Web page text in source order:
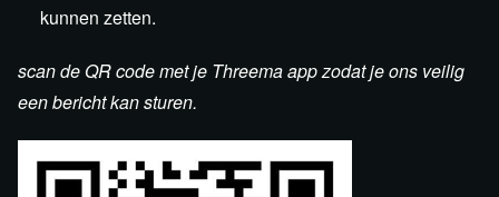
kunnen zetten.
scan de QR code met je Threema app zodat je ons veilig
een bericht kan sturen.